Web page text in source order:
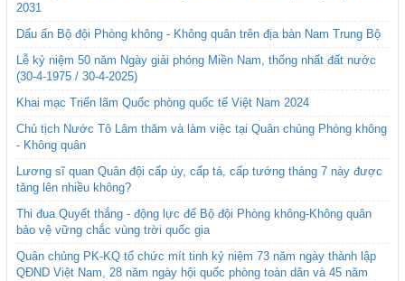
2031
Dấu ấn Bộ đội Phòng không - Không quân trên địa bàn Nam Trung Bộ
Lễ kỷ niệm 50 năm Ngày giải phóng Miền Nam, thống nhất đất nước
(30-4-1975 / 30-4-2025)
Khai mạc Triển lãm Quốc phòng quốc tế Việt Nam 2024
Chủ tịch Nước Tô Lâm thăm và làm việc tại Quân chủng Phòng không
- Không quân
Lương sĩ quan Quân đội cấp úy, cấp tá, cấp tướng tháng 7 này được
tăng lên nhiều không?
Thi đua Quyết thắng - động lực để Bộ đội Phòng không-Không quân
bảo vệ vững chắc vùng trời quốc gia
Quân chủng PK-KQ tổ chức mít tinh kỷ niệm 73 năm ngày thành lập
QĐND Việt Nam, 28 năm ngày hội quốc phòng toàn dân và 45 năm